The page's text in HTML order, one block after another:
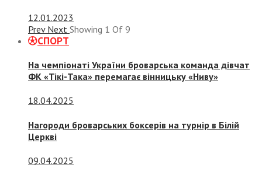
12.01.2023
Prev Next Showing 1 Of 9
СПОРТ
На чемпіонаті України броварська команда дівчат
ФК «Тікі-Така» перемагає вінницьку «Ниву»
18.04.2025
Нагороди броварських боксерів на турнір в Білій
Церкві
09.04.2025